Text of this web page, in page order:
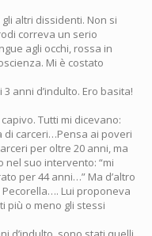
altri dissidenti. Non si
correva un serio
agli occhi, rossa in
Mi è costato
anni d’indulto. Ero basita!
Tutti mi dicevano:
di carceri…Pensa ai poveri
per oltre 20 anni, ma
nel suo intervento: “mi
per 44 anni…” Ma d’altro
Lui proponeva
più o meno gli stessi